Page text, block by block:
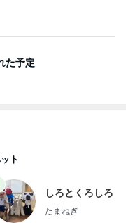
た予定
ト
しろとくろしろ
たまねぎ